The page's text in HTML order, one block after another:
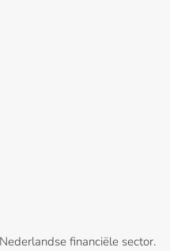
financiële sector.